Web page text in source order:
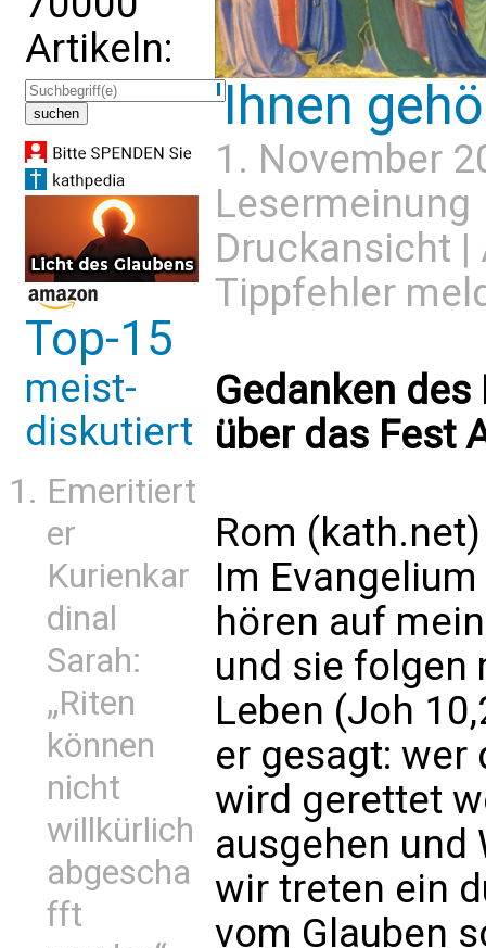
Artikeln:
Top-15
meist-
diskutiert
Emeritiert
er
Kurienkar
dinal
Sarah:
„Riten
können
nicht
willkürlich
abgescha
fft
'Ihnen
1. November
Lesermeinung
Druckansicht |
Tippfehler
Gedanken
über das Fest
Rom (kath.net)
Im
hören auf
und sie folgen
Leben (Joh
er gesagt:
wird gerettet
ausgehen und
wir treten ein
vom Glauben